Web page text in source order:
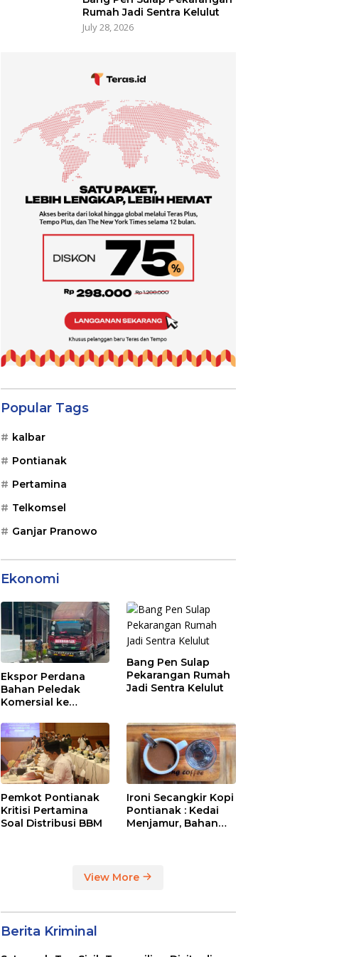
Rumah Jadi Sentra Kelulut
July 28, 2026
Popular Tags
kalbar
Pontianak
Pertamina
Telkomsel
Ganjar Pranowo
Ekonomi
Ekspor Perdana
Bahan Peledak
Komersial ke
PLBN Entikong
Bang Pen Sulap
Pekarangan Rumah
Jadi Sentra Kelulut
Pemkot Pontianak
Kritisi Pertamina
Soal Distribusi BBM
Ironi Secangkir Kopi
Pontianak : Kedai
Menjamur, Bahan
View More
Berita Kriminal